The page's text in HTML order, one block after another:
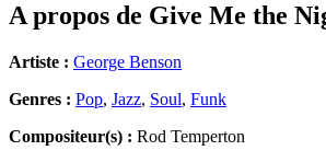
A propos de Give Me the
Artiste : George Benson
Genres : Pop, Jazz, Soul, Funk
Compositeur(s) : Rod Temperton